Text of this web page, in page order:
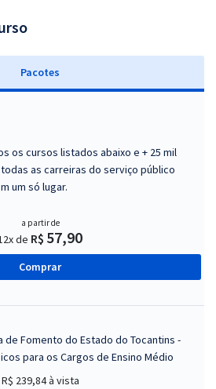
Pacotes
os cursos listados abaixo e + 25 mil
as carreiras do serviço público
um só lugar.
a partir de
de R$ 57,90
Comprar
de Fomento do Estado do Tocantins -
para os Cargos de Ensino Médio
R$ 239,84à vista